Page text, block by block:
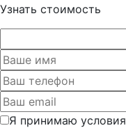
Узнать стоимость
Я принимаю условия